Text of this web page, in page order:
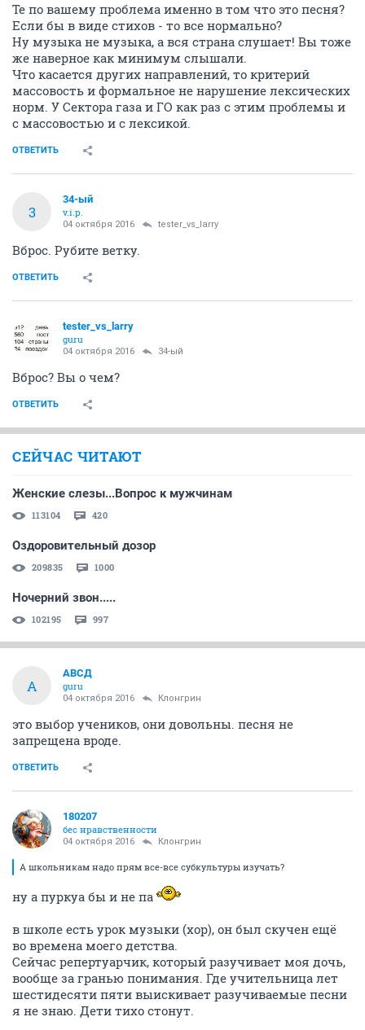
Те по вашему проблема именно в том что это песня?
Если бы в виде стихов - то все нормально?
Ну музыка не музыка, а вся страна слушает! Вы тоже
же наверное как минимум слышали.
Что касается других направлений, то критерий
массовость и формальное не нарушение лексических
норм. У Сектора газа и ГО как раз с этим проблемы и
с массовостью и с лексикой.
ОТВЕТИТЬ
3
34-ый
v.i.p.
04 октября 2016 tester_vs_larry
Вброс. Рубите ветку.
ОТВЕТИТЬ
tester_vs_larry
guru
04 октября 2016 34-ый
Вброс? Вы о чем?
ОТВЕТИТЬ
СЕЙЧАС ЧИТАЮТ
Женские слезы...Вопрос к мужчинам
113104 420
Оздоровительный дозор
209835 1000
Ночерний звон.....
102195 997
А
АВСД
guru
04 октября 2016 Клонгрин
это выбор учеников, они довольны. песня не
запрещена вроде.
ОТВЕТИТЬ
180207
бес нравственности
04 октября 2016 Клонгрин
А школьникам надо прям все-все субкультуры изучать?
ну а пуркуа бы и не па
в школе есть урок музыки (хор), он был скучен ещё
во времена моего детства.
Сейчас репертуарчик, который разучивает моя дочь,
вообще за гранью понимания. Где учительница лет
шестидесяти пяти выискивает разучиваемые песни
я не знаю. Дети тихо стонут.